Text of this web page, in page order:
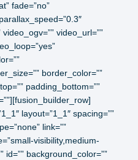
fade=”no”
video_url=””
border_color=””
padding_bottom=””
layout=”1_1″ spacing=””
link=””
visibility,medium-
id=”” background_color=””